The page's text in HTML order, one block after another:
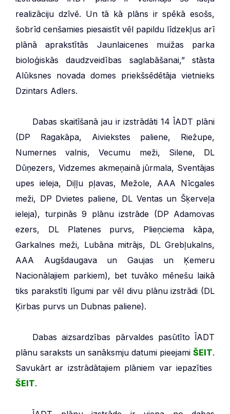
realizāciju dzīvē. Un tā kā plāns ir spēkā esošs,
šobrīd cenšamies piesaistīt vēl papildu līdzekļus arī
plānā aprakstītās Jaunlaicenes muižas parka
bioloģiskās daudzveidības saglabāšanai,” stāsta
Alūksnes novada domes priekšsēdētāja vietnieks
Dzintars Adlers.
Dabas skaitīšanā jau ir izstrādāti 14 ĪADT plāni
(DP Ragakāpa, Aiviekstes paliene, Riežupe,
Numernes valnis, Vecumu meži, Silene, DL
Dūņezers, Vidzemes akmeņainā jūrmala, Sventājas
upes ieleja, Diļļu pļavas, Mežole, AAA Nīcgales
meži, DP Dvietes paliene, DL Ventas un Šķerveļa
ieleja), turpinās 9 plānu izstrāde (DP Adamovas
ezers, DL Platenes purvs, Plieņciema kāpa,
Garkalnes meži, Lubāna mitrājs, DL Grebļukalns,
AAA Augšdaugava un Gaujas un Ķemeru
Nacionālajiem parkiem), bet tuvāko mēnešu laikā
tiks parakstīti līgumi par vēl divu plānu izstrādi (DL
Ķirbas purvs un Dubnas paliene).
Dabas aizsardzības pārvaldes pasūtīto ĪADT
plānu saraksts un sanāksmju datumi pieejami ŠEIT.
Savukārt ar izstrādātajiem plāniem var iepazīties
ŠEIT.